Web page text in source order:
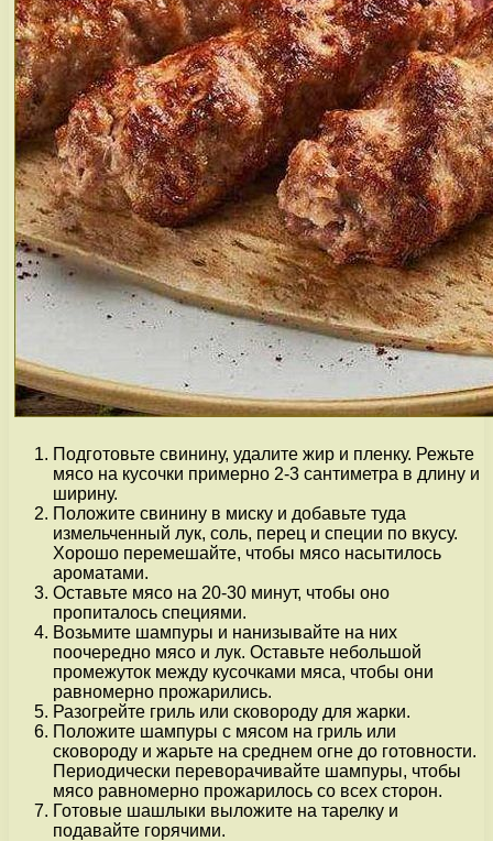
Подготовьте свинину, удалите жир и пленку. Режьте
мясо на кусочки примерно 2-3 сантиметра в длину и
ширину.
Положите свинину в миску и добавьте туда
измельченный лук, соль, перец и специи по вкусу.
Хорошо перемешайте, чтобы мясо насытилось
ароматами.
Оставьте мясо на 20-30 минут, чтобы оно
пропиталось специями.
Возьмите шампуры и нанизывайте на них
поочередно мясо и лук. Оставьте небольшой
промежуток между кусочками мяса, чтобы они
равномерно прожарились.
Разогрейте гриль или сковороду для жарки.
Положите шампуры с мясом на гриль или
сковороду и жарьте на среднем огне до готовности.
Периодически переворачивайте шампуры, чтобы
мясо равномерно прожарилось со всех сторон.
Готовые шашлыки выложите на тарелку и
подавайте горячими.